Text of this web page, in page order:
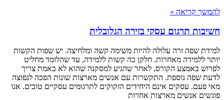
להמשך קריאה »
חשיבות תרגום עסקי בזירה הגלובלית
למידת שפה זרה עלולה להיות משימה קשה ומלחיצה. יש שפות הקשות
יותר ללמידה מאחרות. חלקן כה קשות ללמידה, עד שהלומד מחליט
לפרוש באמצע הקורס, לאחר שהגיע למסקנה שהוא לא באמת צריך
לדעת שפה נוספת. התקשרות עם אנשים מארצות שונות הפכה לנפוצה
מאי פעם. עסקים אינם היחידים הזקוקים לתרגומים עסקיים טובים. אנו
פוגשים אנשים מארצות אחרות